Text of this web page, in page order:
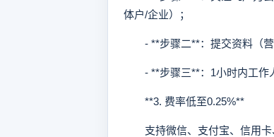
体户/企业）；
- **步骤二**：提交资料（营
- **步骤三**：1小时内工作人
**3. 费率低至0.25%**
支持微信、支付宝、信用卡